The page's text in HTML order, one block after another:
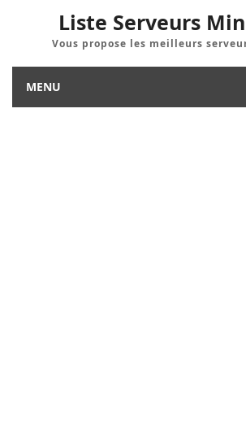
Liste Serveurs
Vous propose les meilleurs
MENU